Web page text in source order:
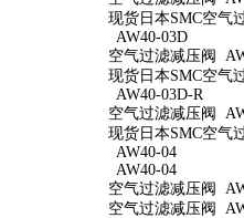
现货日本SMC空气
AW40-03D
空气过滤减压阀
现货日本SMC空气
AW40-03D-R
空气过滤减压阀
现货日本SMC空气
AW40-04
AW40-04
空气过滤减压阀
空气过滤减压阀